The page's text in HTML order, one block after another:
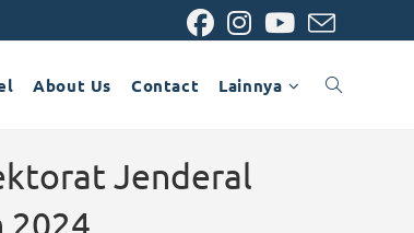
About Us Contact Lainnya
Jenderal
2024